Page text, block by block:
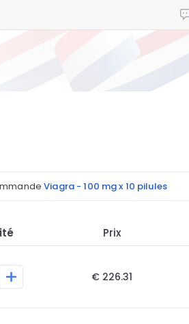
Viagra - 100 mg x 10 pilules
Prix
€ 226.31